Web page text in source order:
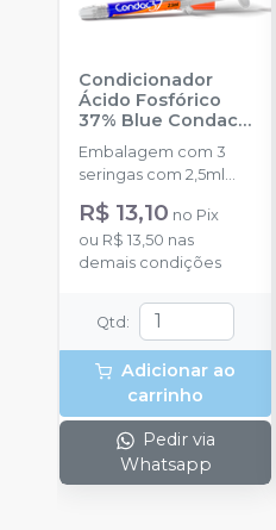
Condicionador
Ácido Fosfórico
37% Blue Condac-
FGM
Embalagem com 3
seringas com 2,5ml
ponteiras para
aplicação.
R$ 13,10 no Pix
ou R$ 13,50 nas
demais condições
Qtd:
Adicionar ao
carrinho
Pedir via
Whatsapp